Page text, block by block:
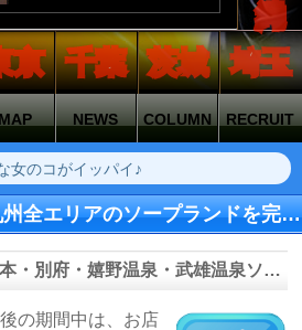
京 千葉 茨城 埼玉
NEWS COLUMN RECRUIT
女のコがイッパイ♪
エリアのソープランドを完全網羅！
中洲・小倉・熊本・別府・嬉野温泉・武雄温泉ソープランドリスト（2026年8/8現在）
の期間中は、お店